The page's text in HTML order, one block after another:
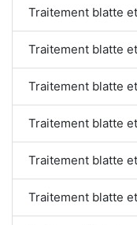
Traitement blatte
Traitement blatte
Traitement blatte
Traitement blatte
Traitement blatte
Traitement blatte